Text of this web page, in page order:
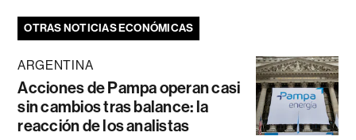
OTRAS NOTICIAS ECONÓMICAS
ARGENTINA
Acciones de Pampa operan casi
sin cambios tras balance: la
reacción de los analistas